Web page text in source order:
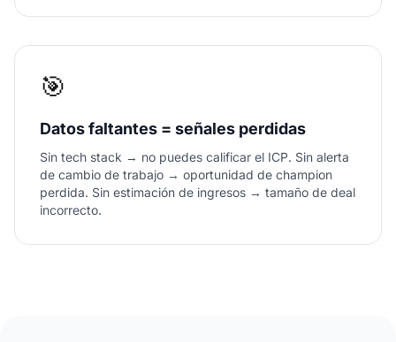
🎯
Datos faltantes = señales perdidas
Sin tech stack → no puedes calificar el ICP. Sin alerta
de cambio de trabajo → oportunidad de champion
perdida. Sin estimación de ingresos → tamaño de deal
incorrecto.